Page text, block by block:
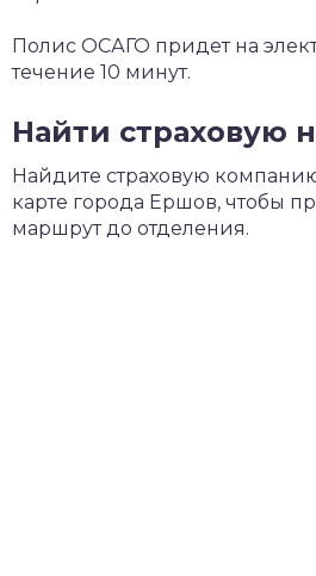
Полис ОСАГО придет на
течение 10 минут.
Найти страховую
Найдите страховую
карте города Ершов, чтобы
маршрут до отделения.